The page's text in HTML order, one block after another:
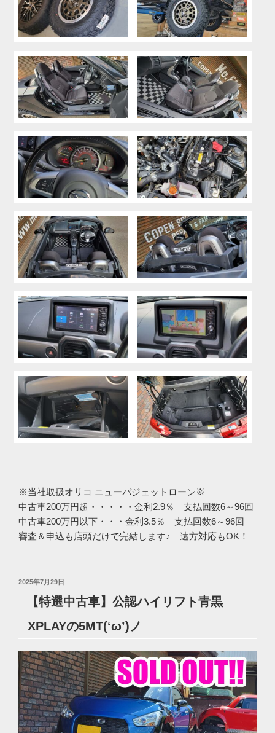
※当社取扱オリコ ニューバジェットローン※
中古車200万円超・・・・・金利2.9％ 支払回数6～96回
中古車200万円以下・・・金利3.5％ 支払回数6～96回
審査＆申込も店頭だけで完結します♪ 遠方対応もOK！
投
2025年7月29日
【特選中古車】公認ハイリフト青黒
XPLAYの5MT(‘ω’)ノ